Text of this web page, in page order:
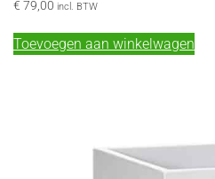
€ 79,00 incl. BTW
Toevoegen aan winkelwagen